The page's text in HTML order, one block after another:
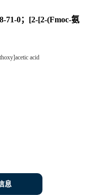
71-0；[2-[2-(Fmoc-氨
acid
息